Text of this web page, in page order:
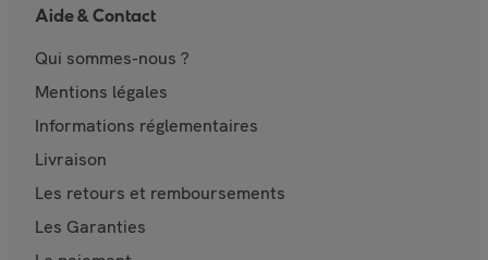
Aide & Contact
Qui sommes-nous ?
Mentions légales
Informations réglementaires
Livraison
Les retours et remboursements
Les Garanties